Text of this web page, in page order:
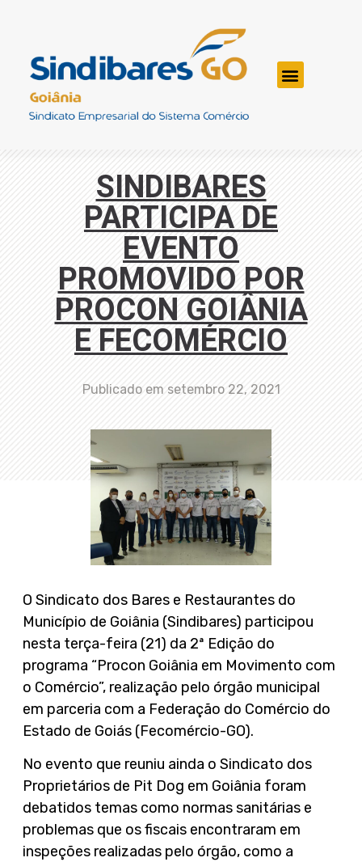
SINDIBARES
PARTICIPA DE
EVENTO
PROMOVIDO POR
PROCON GOIÂNIA
E FECOMÉRCIO
Publicado em setembro 22, 2021
O Sindicato dos Bares e Restaurantes do
Município de Goiânia (Sindibares) participou
nesta terça-feira (21) da 2ª Edição do
programa “Procon Goiânia em Movimento com
o Comércio”, realização pelo órgão municipal
em parceria com a Federação do Comércio do
Estado de Goiás (Fecomércio-GO).
No evento que reuniu ainda o Sindicato dos
Proprietários de Pit Dog em Goiânia foram
debatidos temas como normas sanitárias e
problemas que os fiscais encontraram em
inspeções realizadas pelo órgão, como a